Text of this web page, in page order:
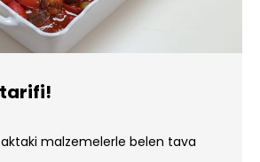
malzemelerle belen tava